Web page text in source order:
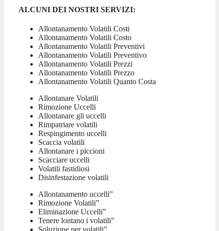
ALCUNI DEI NOSTRI SERVIZI:
Allontanamento Volatili Costi
Allontanamento Volatili Costo
Allontanamento Volatili Preventivi
Allontanamento Volatili Preventivo
Allontanamento Volatili Prezzi
Allontanamento Volatili Prezzo
Allontanamento Volatili Quanto Costa
Allontanare Volatili
Rimozione Uccelli
Allontanare gli uccelli
Rimpatriare volatili
Respingimento uccelli
Scaccia volatili
Allontanare i piccioni
Scacciare uccelli
Volatili fastidiosi
Disinfestazione volatili
Allontanamento uccelli”
Rimozione Volatili”
Eliminazione Uccelli”
Tenere lontano i volatili”